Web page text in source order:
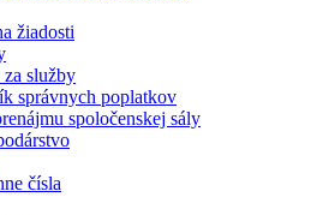
žiadosti
služby
správnych poplatkov
spoločenskej sály
čísla